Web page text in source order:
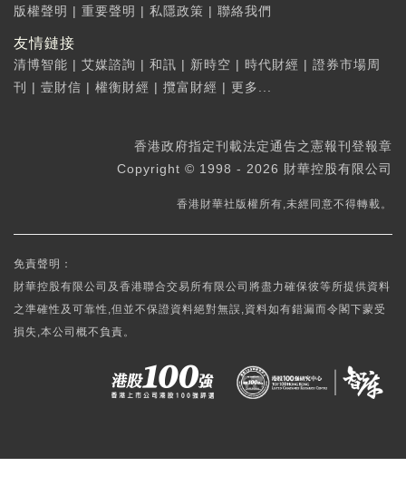
版權聲明 | 重要聲明 | 私隱政策 | 聯絡我們
友情鏈接
清博智能 | 艾媒諮詢 | 和訊 | 新時空 | 時代財經 | 證券市場周
刊
| 壹財信 | 權衡財經 | 攬富財經 | 更多...
香港政府指定刊載法定通告之憲報刊登報章
Copyright © 1998 - 2026 財華控股有限公司
香港財華社版權所有,未經同意不得轉載。
免責聲明：
財華控股有限公司及香港聯合交易所有限公司將盡力確保彼等所提供資料
之準確性及可靠性,但並不保證資料絕對無誤,資料如有錯漏而令閣下蒙受
損失,本公司概不負責。